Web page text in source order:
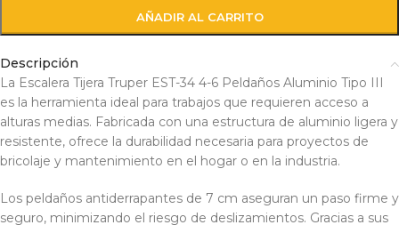
AÑADIR AL CARRITO
Descripción
La Escalera Tijera Truper EST-34 4-6 Peldaños Aluminio Tipo III
es la herramienta ideal para trabajos que requieren acceso a
alturas medias. Fabricada con una estructura de aluminio ligera y
resistente, ofrece la durabilidad necesaria para proyectos de
bricolaje y mantenimiento en el hogar o en la industria.
Los peldaños antiderrapantes de 7 cm aseguran un paso firme y
seguro, minimizando el riesgo de deslizamientos. Gracias a sus